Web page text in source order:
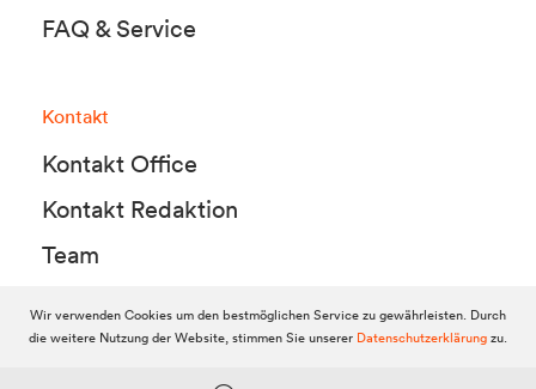
FAQ & Service
Kontakt
Kontakt Office
Kontakt Redaktion
Team
© 2010-2026 Dolomitenstadt.at
Wir verwenden Cookies um den bestmöglichen Service zu gewährleisten. Durch
die weitere Nutzung der Website, stimmen Sie unserer Datenschutzerklärungzu.